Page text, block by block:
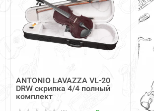
ANTONIO LAVAZZA VL-20
DRW скрипка 4/4 полный
комплект